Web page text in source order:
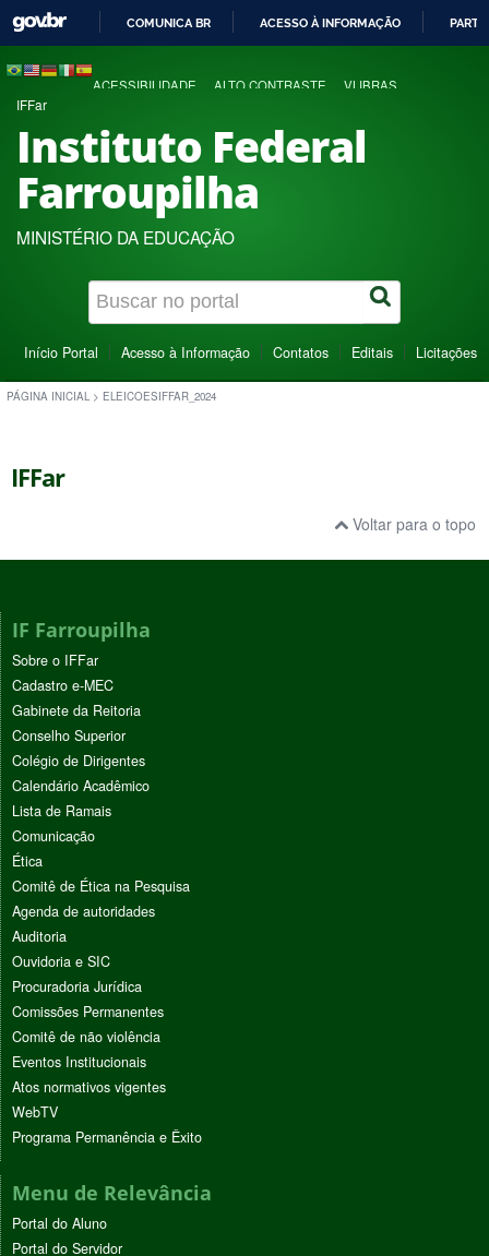
COMUNICA BR ACESSO À INFORMAÇÃO
ACESSIBILIDADE ALTO CONTRASTE VLIBRAS
IFFar
Instituto Federal
Farroupilha
MINISTÉRIO DA EDUCAÇÃO
Início Portal Acesso à Informação Contatos Editais Licitações
PÁGINA INICIAL > ELEICOESIFFAR_2024
IFFar
Voltar para o topo
IF Farroupilha
Sobre o IFFar
Cadastro e-MEC
Gabinete da Reitoria
Conselho Superior
Colégio de Dirigentes
Calendário Acadêmico
Lista de Ramais
Comunicação
Ética
Comitê de Ética na Pesquisa
Agenda de autoridades
Auditoria
Ouvidoria e SIC
Procuradoria Jurídica
Comissões Permanentes
Comitê de não violência
Eventos Institucionais
Atos normativos vigentes
WebTV
Programa Permanência e Êxito
Menu de Relevância
Portal do Aluno
Portal do Servidor